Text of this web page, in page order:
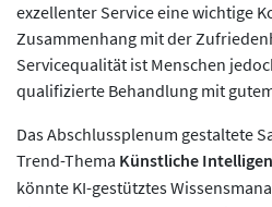
exzellenter Service eine wichtige
Zusammenhang mit der
Servicequalität ist Menschen
qualifizierte Behandlung mit
Das Abschlussplenum gestaltete
Trend-Thema Künstliche
könnte KI-gestütztes